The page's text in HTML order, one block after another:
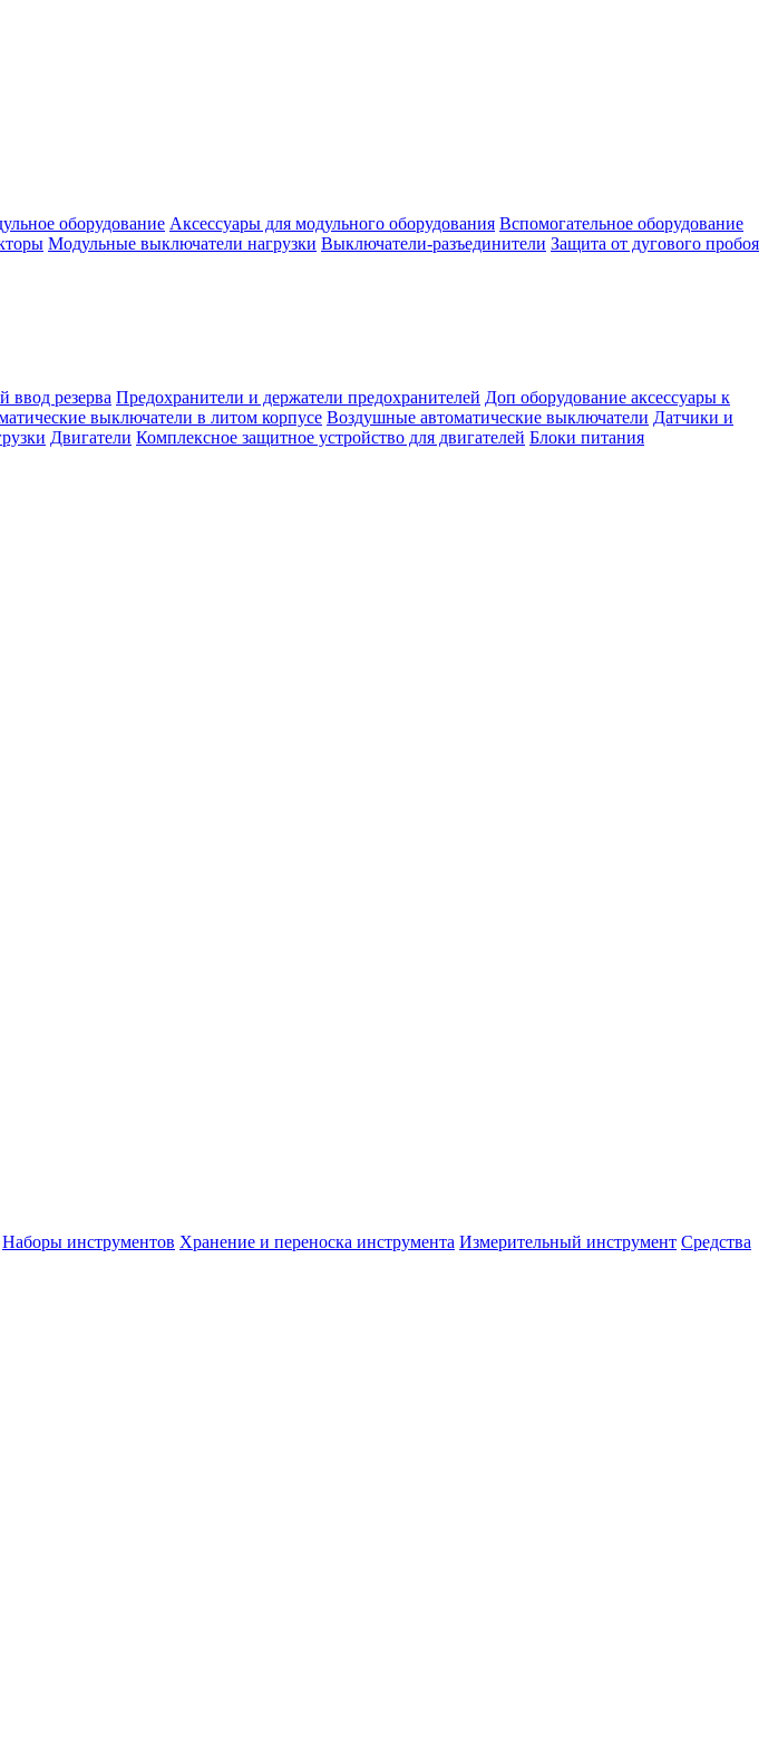
оборудование Аксессуары для модульного оборудования Вспомогательное оборудование
Модульные выключатели нагрузки Выключатели-разъединители Защита от дугового пробоя
ввод резерва Предохранители и держатели предохранителей Доп оборудование аксессуары к
выключатели в литом корпусе Воздушные автоматические выключатели Датчики и
Двигатели Комплексное защитное устройство для двигателей Блоки питания
Наборы инструментов Хранение и переноска инструмента Измерительный инструмент Средства